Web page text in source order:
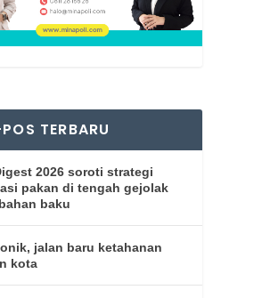
TERBARU
2026 soroti strategi
pakan di tengah gejolak
baku
jalan baru ketahanan
kota